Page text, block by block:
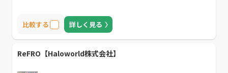
比較する 詳しく見る
ReFRO【Haloworld株式会社】